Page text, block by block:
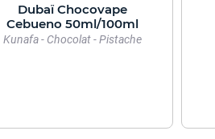
Dubaï Chocovape
Cebueno 50ml/100ml
Kunafa - Chocolat - Pistache